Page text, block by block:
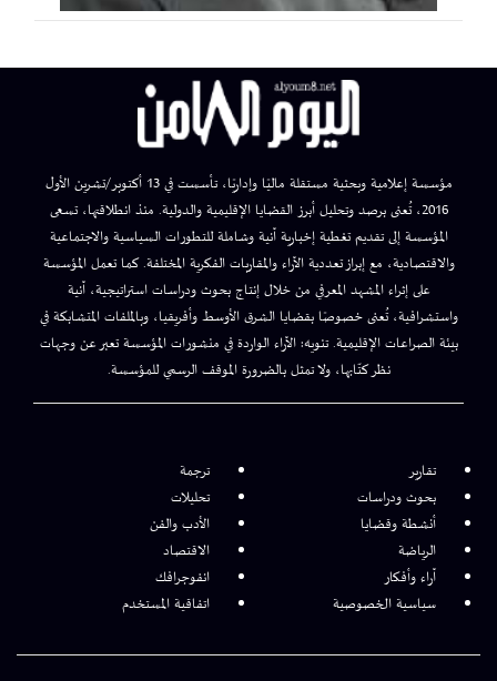
مؤسسة إعلامية وبحثية مستقلة ماليًا وإداريًا، تأسست في 13 أكتوبر/تشرين الأول
2016، تُعنى برصد وتحليل أبرز القضايا الإقليمية والدولية. منذ انطلاقتها، تسعى
المؤسسة إلى تقديم تغطية إخبارية آنية وشاملة للتطورات السياسية والاجتماعية
والاقتصادية، مع إبراز تعددية الآراء والمقاربات الفكرية المختلفة. كما تعمل المؤسسة
على إثراء المشهد المعرفي من خلال إنتاج بحوث ودراسات استراتيجية، آنية
واستشرافية، تُعنى خصوصًا بقضايا الشرق الأوسط وأفريقيا، وبالملفات المتشابكة في
بيئة الصراعات الإقليمية. تنويه: الآراء الواردة في منشورات المؤسسة تعبر عن وجهات
نظر كتّابها، ولا تمثل بالضرورة الموقف الرسمي للمؤسسة.
تقارير
ترجمة
بحوث ودراسات
تحليلات
أنشطة وقضايا
الأدب والفن
الرياضة
الاقتصاد
آراء وأفكار
انفوجرافك
سياسية الخصوصية
اتفاقية المستخدم